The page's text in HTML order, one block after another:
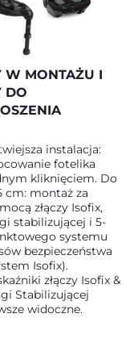
W MONTAŻU I
DO
instalacja:
fotelika
kliknięciem. Do
cm: montaż za
złączy Isofix,
stabilizującej i 5-
systemu
bezpieczeństwa
Isofix).
złączy Isofix &
Stabilizującej
widoczne.